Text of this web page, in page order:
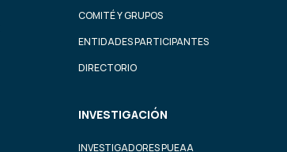
COMITÉ Y GRUPOS
ENTIDADES PARTICIPANTES
DIRECTORIO
INVESTIGACIÓN
INVESTIGADORES PUEAA